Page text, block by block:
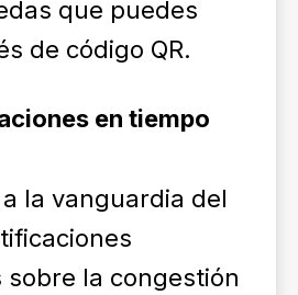
que puedes
de código QR.
en tiempo
la vanguardia del
la congestión